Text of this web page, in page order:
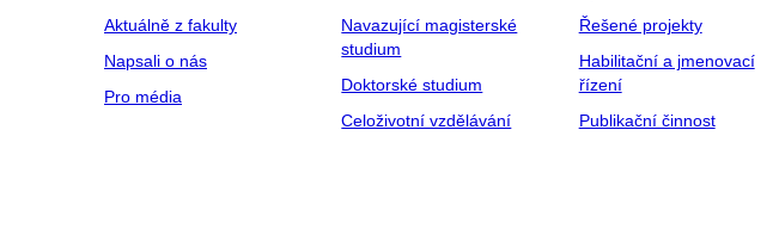
Aktuálně z fakulty
Napsali o nás
Pro média
Navazující magisterské
studium
Doktorské studium
Celoživotní vzdělávání
Řešené projekty
Habilitační a jmenovací
řízení
Publikační činnost